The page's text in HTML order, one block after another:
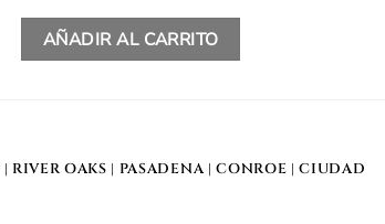
AÑADIR AL CARRITO
| RIVER OAKS | PASADENA |CONROE |CIUDAD